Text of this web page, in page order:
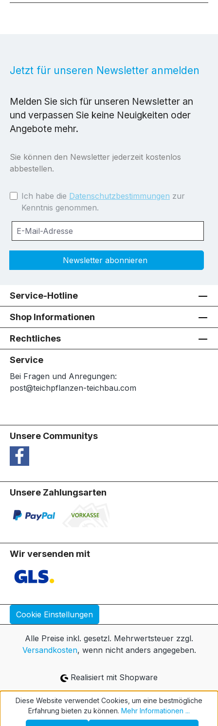
Jetzt für unseren Newsletter anmelden
Melden Sie sich für unseren Newsletter an
und verpassen Sie keine Neuigkeiten oder
Angebote mehr.
Sie können den Newsletter jederzeit kostenlos
abbestellen.
Ich habe die Datenschutzbestimmungen zur
Kenntnis genommen.
Newsletter abonnieren
Service-Hotline
Shop Informationen
Rechtliches
Service
Bei Fragen und Anregungen:
post@teichpflanzen-teichbau.com
Unsere Communitys
Unsere Zahlungsarten
Wir versenden mit
Cookie Einstellungen
Alle Preise inkl. gesetzl. Mehrwertsteuer zzgl.
Versandkosten, wenn nicht anders angegeben.
Realisiert mit Shopware
Diese Website verwendet Cookies, um eine bestmögliche
Erfahrung bieten zu können. Mehr Informationen ...